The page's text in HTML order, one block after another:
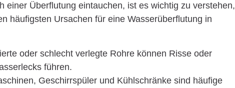
einer Überflutung eintauchen, ist es wichtig zu verstehen,
häufigsten Ursachen für eine Wasserüberflutung in
oder schlecht verlegte Rohre können Risse oder
führen.
Geschirrspüler und Kühlschränke sind häufige